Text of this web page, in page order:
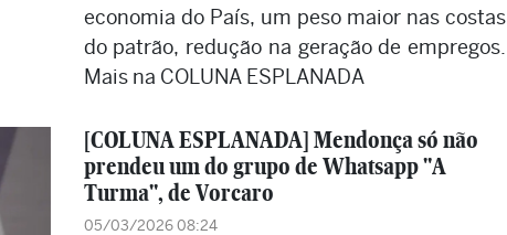
economia do País, um peso maior nas costas
do patrão, redução na geração de empregos.
Mais na COLUNA ESPLANADA
[COLUNA ESPLANADA] Mendonça só não
prendeu um do grupo de Whatsapp "A
Turma", de Vorcaro
05/03/2026 08:24